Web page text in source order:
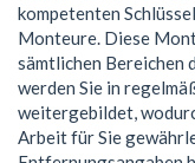
kompetenten
Monteure. Diese
sämtlichen Bereichen
werden Sie in
weitergebildet,
Arbeit für Sie